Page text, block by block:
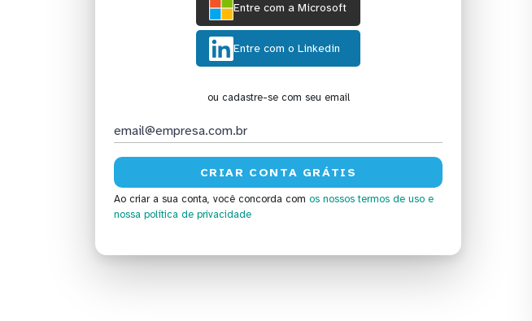
Entre com a Microsoft
Entre com o Linkedin
ou cadastre-se com seu email
Ao criar a sua conta, você concorda com os nossos termos de uso e
nossa política de privacidade